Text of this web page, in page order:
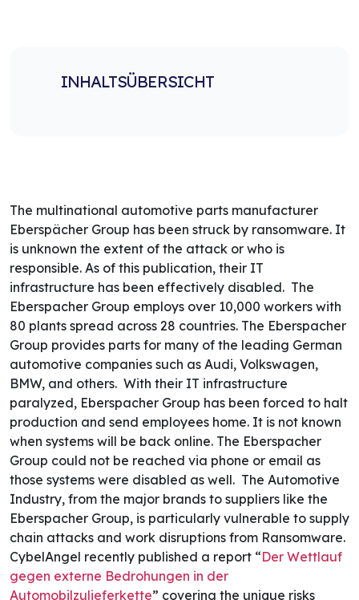
INHALTSÜBERSICHT
The multinational automotive parts manufacturer
Eberspächer Group has been struck by ransomware. It
is unknown the extent of the attack or who is
responsible. As of this publication, their IT
infrastructure has been effectively disabled. The
Eberspacher Group employs over 10,000 workers with
80 plants spread across 28 countries. The Eberspacher
Group provides parts for many of the leading German
automotive companies such as Audi, Volkswagen,
BMW, and others. With their IT infrastructure
paralyzed, Eberspacher Group has been forced to halt
production and send employees home. It is not known
when systems will be back online. The Eberspacher
Group could not be reached via phone or email as
those systems were disabled as well. The Automotive
Industry, from the major brands to suppliers like the
Eberspacher Group, is particularly vulnerable to supply
chain attacks and work disruptions from Ransomware.
CybelAngel recently published a report “Der Wettlauf
gegen externe Bedrohungen in der
Automobilzulieferkette” covering the unique risks